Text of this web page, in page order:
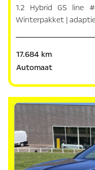
1.2 Hybrid GS line
Winterpakket |
17.684 km
Automaat